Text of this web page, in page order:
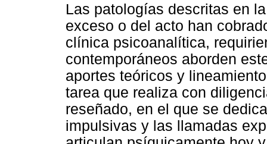
Las patologías descritas en
exceso o del acto han
clínica psicoanalítica,
contemporáneos aborden
aportes teóricos y
tarea que realiza con
reseñado, en el que se
impulsivas y las llamadas